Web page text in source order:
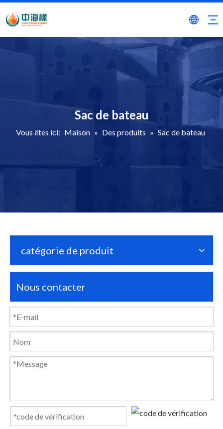
Sac de bateau
Vous êtes ici: Maison » Des produits » Sac de bateau
catégorie de produit
Nous contacter